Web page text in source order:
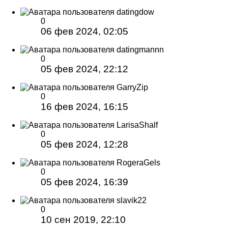
datingdow
0
06 фев 2024, 02:05
datingmannn
0
05 фев 2024, 22:12
GarryZip
0
16 фев 2024, 16:15
LarisaShalf
0
05 фев 2024, 12:28
RogeraGels
0
05 фев 2024, 16:39
slavik22
0
10 сен 2019, 22:10